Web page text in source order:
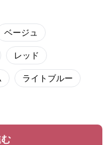
ベージュ
レッド
ライトブルー